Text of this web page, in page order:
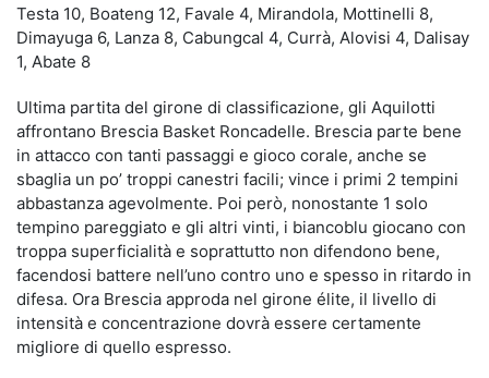
Testa 10, Boateng 12, Favale 4, Mirandola, Mottinelli 8,
Dimayuga 6, Lanza 8, Cabungcal 4, Currà, Alovisi 4, Dalisay
1, Abate 8
Ultima partita del girone di classificazione, gli Aquilotti
affrontano Brescia Basket Roncadelle. Brescia parte bene
in attacco con tanti passaggi e gioco corale, anche se
sbaglia un po’ troppi canestri facili; vince i primi 2 tempini
abbastanza agevolmente. Poi però, nonostante 1 solo
tempino pareggiato e gli altri vinti, i biancoblu giocano con
troppa superficialità e soprattutto non difendono bene,
facendosi battere nell’uno contro uno e spesso in ritardo in
difesa. Ora Brescia approda nel girone élite, il livello di
intensità e concentrazione dovrà essere certamente
migliore di quello espresso.